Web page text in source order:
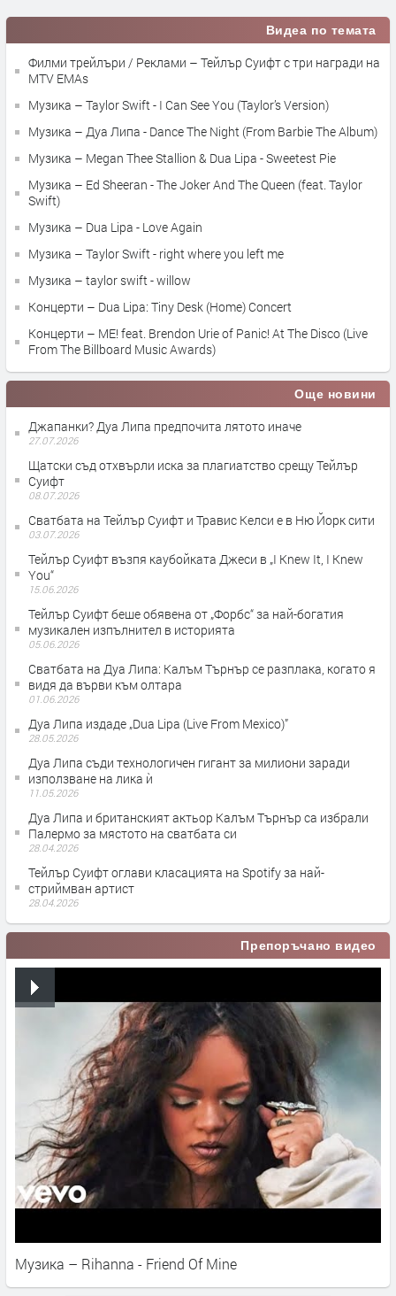
Видеа по темата
Филми трейлъри / Реклами – Тейлър Суифт с три награди на
MTV EMAs
Музика – Taylor Swift - I Can See You (Taylor’s Version)
Музика – Дуа Липа - Dance The Night (From Barbie The Album)
Музика – Megan Thee Stallion & Dua Lipa - Sweetest Pie
Музика – Ed Sheeran - The Joker And The Queen (feat. Taylor
Swift)
Музика – Dua Lipa - Love Again
Музика – Taylor Swift - right where you left me
Музика – taylor swift - willow
Концерти – Dua Lipa: Tiny Desk (Home) Concert
Концерти – ME! feat. Brendon Urie of Panic! At The Disco (Live
From The Billboard Music Awards)
Още новини
Джапанки? Дуа Липа предпочита лятото иначе
27.07.2026
Щатски съд отхвърли иска за плагиатство срещу Тейлър
Суифт
08.07.2026
Сватбата на Тейлър Суифт и Травис Келси е в Ню Йорк сити
03.07.2026
Тейлър Суифт възпя каубойката Джеси в „I Knew It, I Knew
You“
15.06.2026
Тейлър Суифт беше обявена от „Форбс“ за най-богатия
музикален изпълнител в историята
05.06.2026
Сватбата на Дуа Липа: Калъм Търнър се разплака, когато я
видя да върви към олтара
01.06.2026
Дуа Липа издаде „Dua Lipa (Live From Mexico)”
28.05.2026
Дуа Липа съди технологичен гигант за милиони заради
използване на лика ѝ
11.05.2026
Дуа Липа и британският актьор Калъм Търнър са избрали
Палермо за мястото на сватбата си
28.04.2026
Тейлър Суифт оглави класацията на Spotify за най-
стриймван артист
28.04.2026
Препоръчано видео
Музика – Rihanna - Friend Of Mine